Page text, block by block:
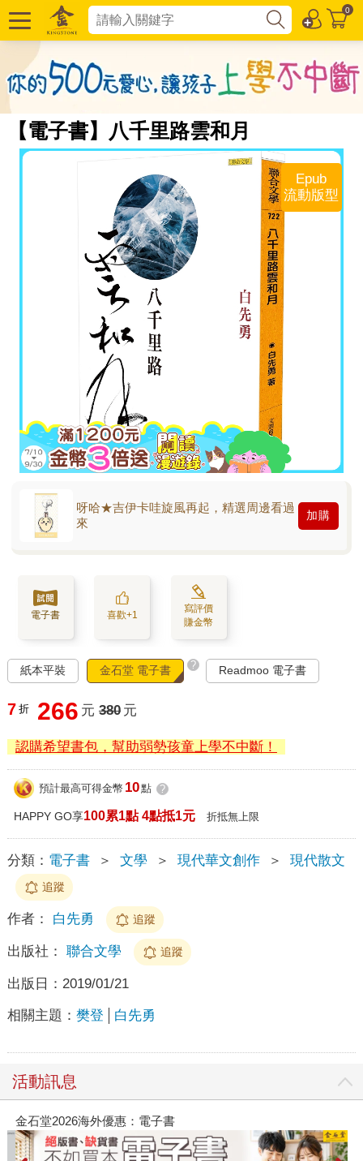
0
【電子書】八千里路雲和月
Epub
流動版型
呀哈★吉伊卡哇旋風再起，精選周邊看過
來
加購
電子書 喜歡+1
寫評價
賺金幣
紙本平裝 金石堂 電子書 ? Readmoo 電子書
7 折 266 元 380 元
認購希望書包，幫助弱勢孩童上學不中斷！
預計最高可得金幣 10點 ?
HAPPY GO享100累1點 4點抵1元 折抵無上限
分類： 電子書 ＞ 文學 ＞ 現代華文創作 ＞ 現代散文
追蹤
作者： 白先勇 追蹤
出版社： 聯合文學 追蹤
出版日： 2019/01/21
相關主題： 樊登 白先勇
活動訊息
金石堂2026海外優惠：電子書